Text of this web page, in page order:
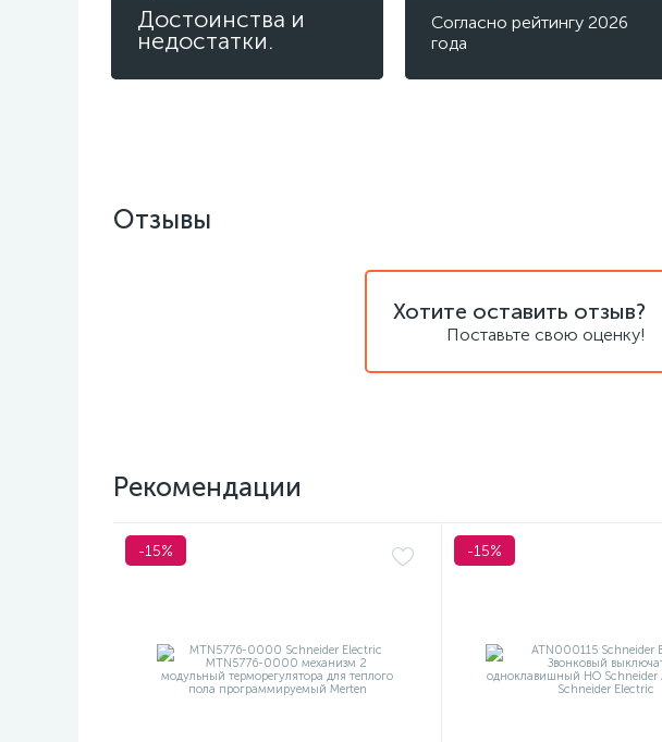
Достоинства и
недостатки.
Согласно рейтингу 2026
года
Отзывы
Хотите оставить отзыв?
Поставьте свою оценку!
Рекомендации
-15% -15%